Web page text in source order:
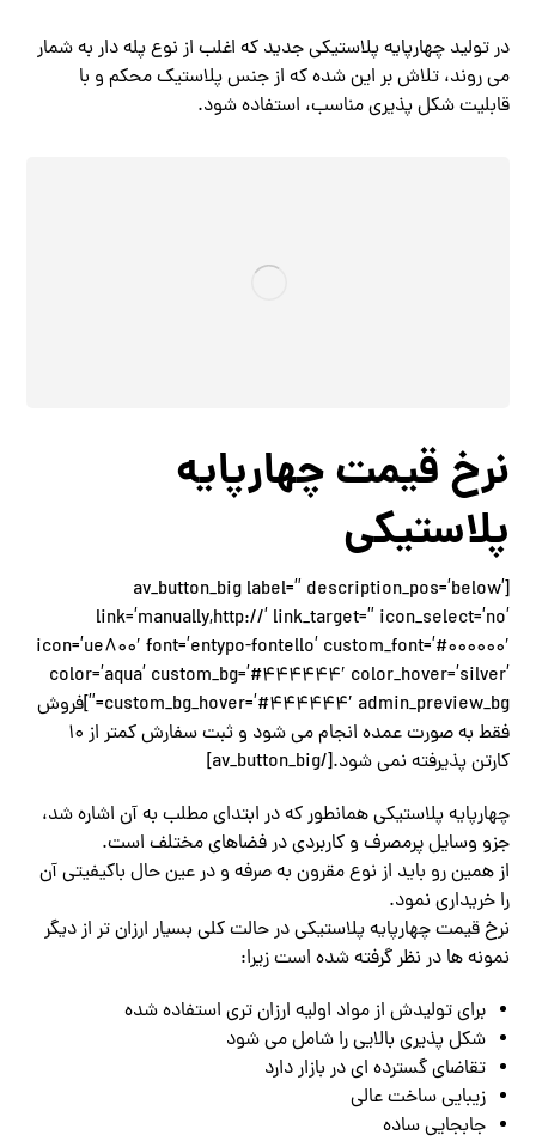
در تولید چهارپایه پلاستیکی جدید که اغلب از نوع پله دار به شمار
می روند، تلاش بر این شده که از جنس پلاستیک محکم و با
قابلیت شکل پذیری مناسب، استفاده شود.
نرخ قیمت چهارپایه
پلاستیکی
[av_button_big label=” description_pos=’below’
link=’manually,http://’ link_target=” icon_select=’no’
icon=’ue800′ font=’entypo-fontello’ custom_font=’#000000′
color=’aqua’ custom_bg=’#444444′ color_hover=’silver’
custom_bg_hover=’#444444′ admin_preview_bg=”]فروش
فقط به صورت عمده انجام می شود و ثبت سفارش کمتر از 10
کارتن پذیرفته نمی شود.[/av_button_big]
چهارپایه پلاستیکی همانطور که در ابتدای مطلب به آن اشاره شد،
جزو وسایل پرمصرف و کاربردی در فضاهای مختلف است.
از همین رو باید از نوع مقرون به صرفه و در عین حال باکیفیتی آن
را خریداری نمود.
نرخ قیمت چهارپایه پلاستیکی در حالت کلی بسیار ارزان تر از دیگر
نمونه ها در نظر گرفته شده است زیرا:
برای تولیدش از مواد اولیه ارزان تری استفاده شده
شکل پذیری بالایی را شامل می شود
تقاضای گسترده ای در بازار دارد
زیبایی ساخت عالی
جابجایی ساده